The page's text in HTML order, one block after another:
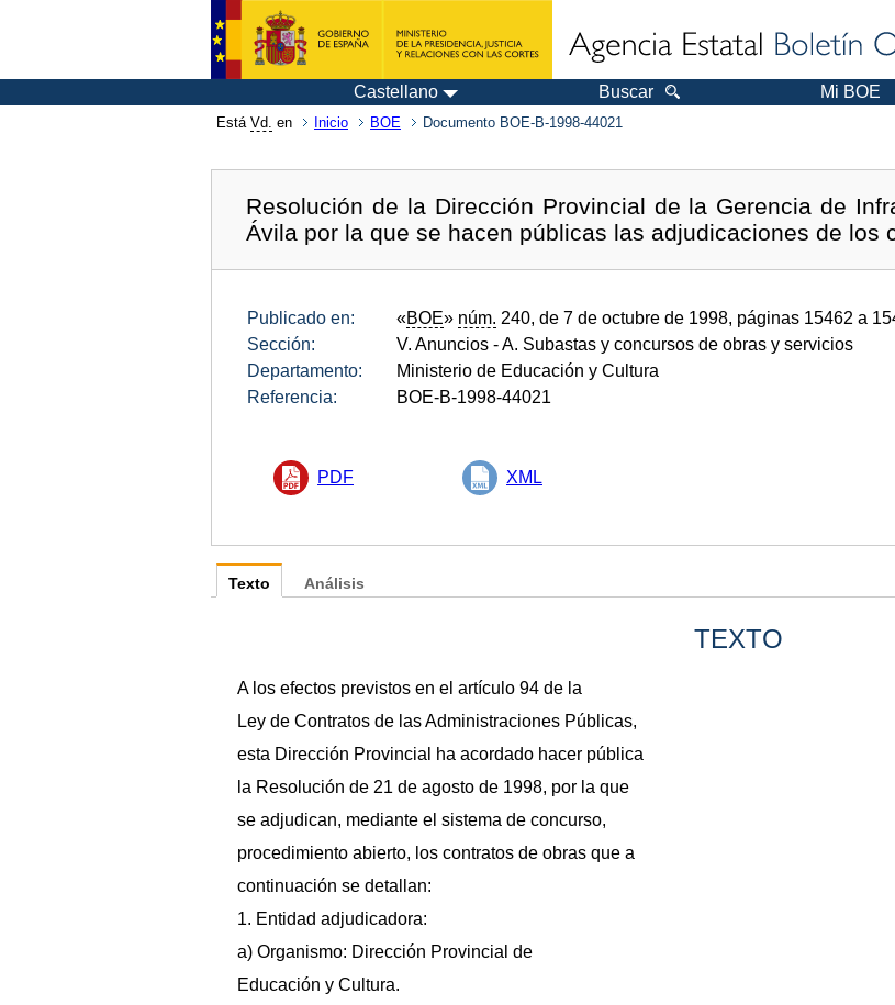
Castellano Buscar Mi BOE
Está Vd. en Inicio BOE Documento BOE-B-1998-44021
Resolución de la Dirección Provincial de la Gerencia de
Ávila por la que se hacen públicas las adjudicaciones de los
Publicado en: «BOE» núm. 240, de 7 de octubre de 1998, páginas 15462 a
Sección:
V. Anuncios - A. Subastas y concursos de obras y servicios
Departamento:
Ministerio de Educación y Cultura
Referencia:
BOE-B-1998-44021
PDF XML
Texto
TEXTO
A los efectos previstos en el artículo 94 de la
Ley de Contratos de las Administraciones Públicas,
esta Dirección Provincial ha acordado hacer pública
la Resolución de 21 de agosto de 1998, por la que
se adjudican, mediante el sistema de concurso,
procedimiento abierto, los contratos de obras que a
continuación se detallan:
1. Entidad adjudicadora:
a) Organismo: Dirección Provincial de
Educación y Cultura.
Análisis